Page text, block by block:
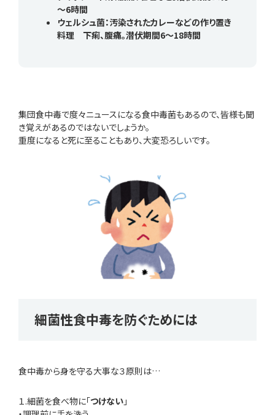
～6時間
ウェルシュ菌：汚染されたカレーなどの作り置き
料理 下痢、腹痛。潜伏期間6～18時間
集団食中毒で度々ニュースになる食中毒菌もあるので、皆様も聞
き覚えがあるのではないでしょうか。
重度になると死に至ることもあり、大変恐ろしいです。
細菌性食中毒を防ぐためには
食中毒から身を守る大事な３原則は…
１.細菌を食べ物に「つけない 」